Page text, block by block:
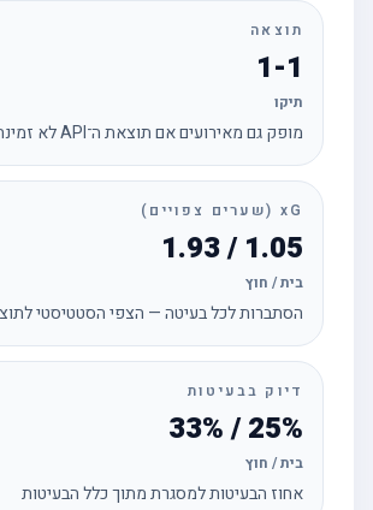
תוצאה
1-1
תיקו
מופק גם מאירועים אם תוצאת ה־API לא זמינה
xG (שערים צפויים)
1.05 / 1.93
בית / חוץ
הסתברות לכל בעיטה — הצפי הסטטיסטי
דיוק בבעיטות
25% / 33%
בית / חוץ
אחוז הבעיטות למסגרת מתוך כלל הבעיטות